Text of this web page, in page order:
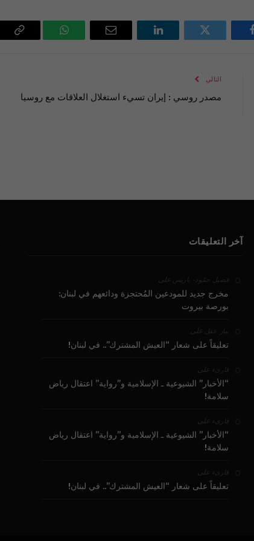
فيسبوك تويتر لينكدإن
البريد
واتساب
التالي
مصدر روسي : إيران تسيء استغلال العلاقات مع روسيا
آخر التعليقات
فضيل حمّود - باريس على
مخرج جديد للمودعين المُحتجزة ودائعهم في لبنان:
بورصة بيروت
بيار عقل على
تعليقاً على شعار “العيش المشترك”.. في لبنان!
قارىء على
“الأخبار” الشيوعية ـ الإسلامية و”رواية” اعتقال رياض
سلامة!
قارىء على
“الأخبار” الشيوعية ـ الإسلامية و”رواية” اعتقال رياض
سلامة!
قارىء على
تعليقاً على شعار “العيش المشترك”.. في لبنان!